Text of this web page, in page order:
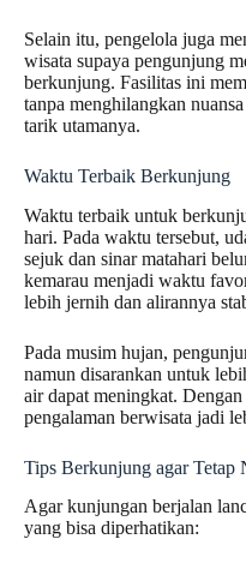
Selain itu, pengelola juga
wisata supaya pengunjung
berkunjung. Fasilitas ini
tanpa menghilangkan
tarik utamanya.
Waktu Terbaik Berkunjung
Waktu terbaik untuk
hari. Pada waktu tersebut,
sejuk dan sinar matahari
kemarau menjadi waktu
lebih jernih dan alirannya
Pada musim hujan,
namun disarankan untuk
air dapat meningkat.
pengalaman berwisata jadi
Tips Berkunjung agar Tetap
Agar kunjungan berjalan
yang bisa diperhatikan: